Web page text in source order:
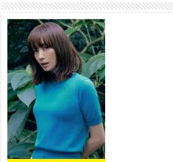
Мопед, скүүтер,
адилтгах үзүүлэлт бүхий
тээврийн хэрэгсэлтэй
холбоотой нийслэлийн
дарга захирамж гаргалаа
2026 оны 7 сар 20 / 17 цаг 11 минут
Төв цэвэрлэх
хоногт дунджаар 3 тонн
хог хаягдал ирж байна
2026 оны 7 сар 20 / 12 цаг 06
“Эхийн алдар” одонгийн
шаардлагыг хөнгөрүүллээ